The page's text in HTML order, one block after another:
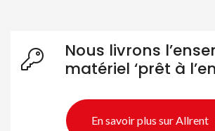
Nous livrons
matériel ‘prêt à
En savoir plus sur Allrent